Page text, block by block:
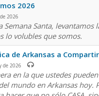
2026
2026
Semana Santa, levantamos
lo volubles que somos.
de Arkansas a
de 2026
en la que ustedes
mundo en Arkansas hoy.